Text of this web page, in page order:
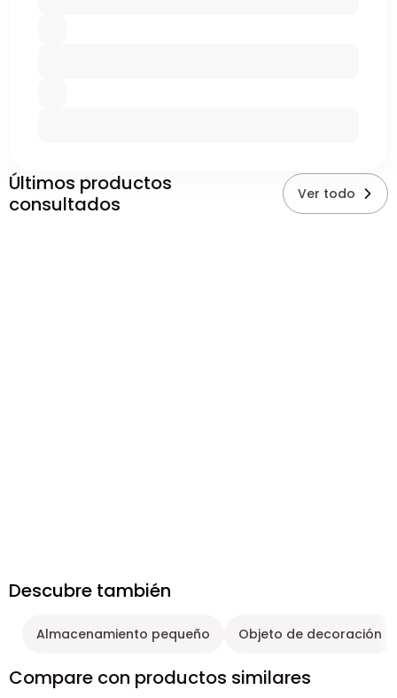
Últimos productos
consultados
Ver todo
Descubre también
Almacenamiento pequeño Objeto de decoración
Compare con productos similares